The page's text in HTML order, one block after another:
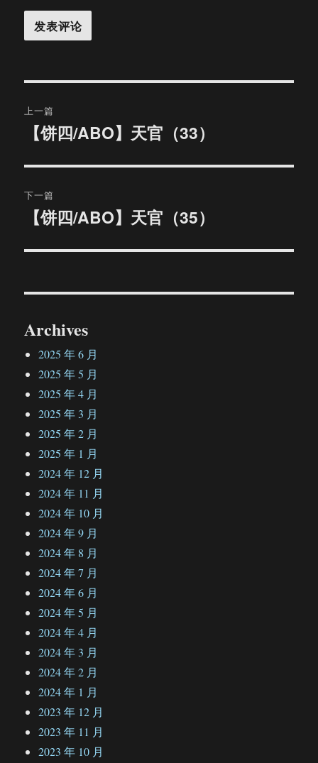
章
航
上一篇
文
章：
【饼四/ABO】天官（33）
下一篇
文
【饼四/ABO】天官（35）
Archives
2025 年 6 月
2025 年 5 月
2025 年 4 月
2025 年 3 月
2025 年 2 月
2025 年 1 月
2024 年 12 月
2024 年 11 月
2024 年 10 月
2024 年 9 月
2024 年 8 月
2024 年 7 月
2024 年 6 月
2024 年 5 月
2024 年 4 月
2024 年 3 月
2024 年 2 月
2024 年 1 月
2023 年 12 月
2023 年 11 月
2023 年 10 月